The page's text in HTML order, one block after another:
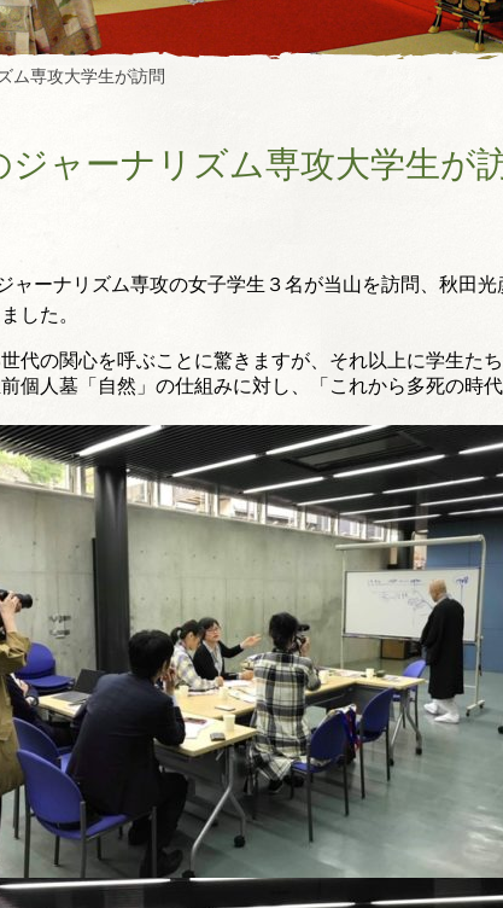
ム専攻大学生が訪問
ジャーナリズム専攻大学生が
ャーナリズム専攻の女子学生３名が当山を訪問、 秋田光
した。
代の関心を呼ぶことに驚きますが、 それ以上に学生た
個人墓「自然」 の仕組みに対し、「 これから多死の時